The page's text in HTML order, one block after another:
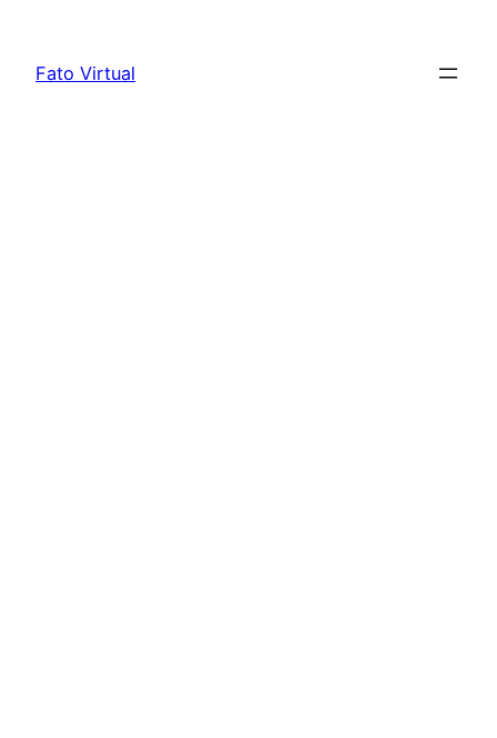
content
Fato Virtual